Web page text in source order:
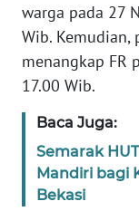
warga pada 27
Wib.
menangkap FR
17.00 Wib.
Baca Juga:
Semarak
Mandiri bagi
Bekasi
Wahana
News
Regional
SUMUT
WN
JAKARTA